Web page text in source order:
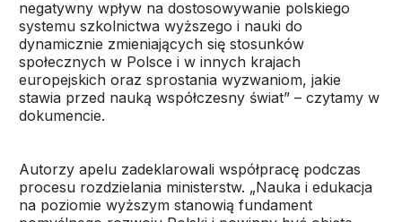
negatywny wpływ na dostosowywanie polskiego
systemu szkolnictwa wyższego i nauki do
dynamicznie zmieniających się stosunków
społecznych w Polsce i w innych krajach
europejskich oraz sprostania wyzwaniom, jakie
stawia przed nauką współczesny świat” – czytamy w
dokumencie.
Autorzy apelu zadeklarowali współpracę podczas
procesu rozdzielania ministerstw. „Nauka i edukacja
na poziomie wyższym stanowią fundament